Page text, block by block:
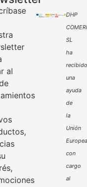
al
DHP
SL
ha
recibido
una
ayuda
de
la
Unión
Europea
con
cargo
al